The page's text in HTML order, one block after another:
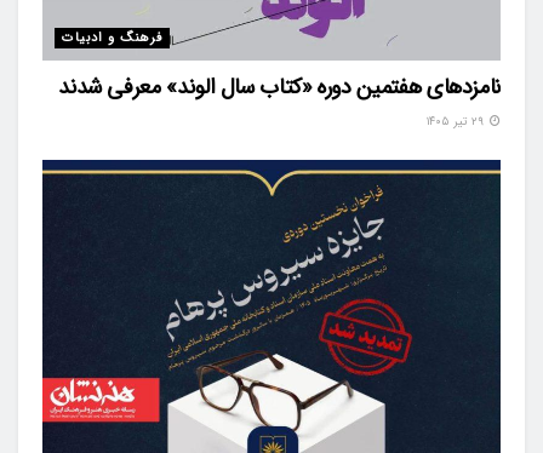
فرهنگ و ادبیات
نامزدهای هفتمین دوره «کتاب سال الوند» معرفی شدند